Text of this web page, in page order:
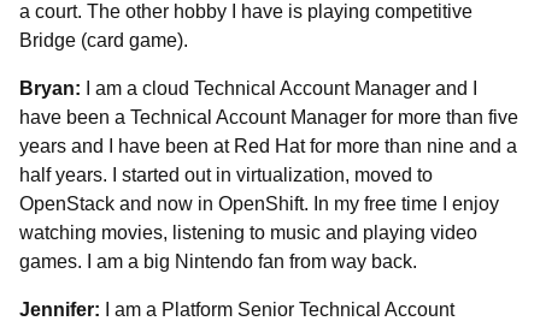
a court. The other hobby I have is playing competitive
Bridge (card game).
Bryan: I am a cloud Technical Account Manager and I
have been a Technical Account Manager for more than five
years and I have been at Red Hat for more than nine and a
half years. I started out in virtualization, moved to
OpenStack and now in OpenShift. In my free time I enjoy
watching movies, listening to music and playing video
games. I am a big Nintendo fan from way back.
Jennifer:
I am a Platform Senior Technical Account